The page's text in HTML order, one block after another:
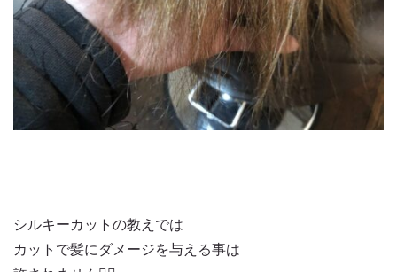
シルキーカットの教えでは
カットで髪にダメージを与える事は